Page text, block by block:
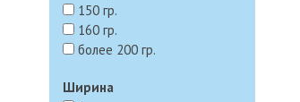
150 гр.
160 гр.
более 200 гр.
Ширина